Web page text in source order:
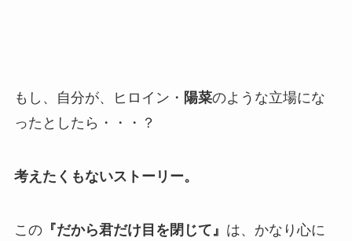
もし、自分が、ヒロイン・ 陽菜のような立場にな
ったとしたら・・・？
考えたくもないストーリー。
この『だから君だけ目を閉じて』 は、かなり心に